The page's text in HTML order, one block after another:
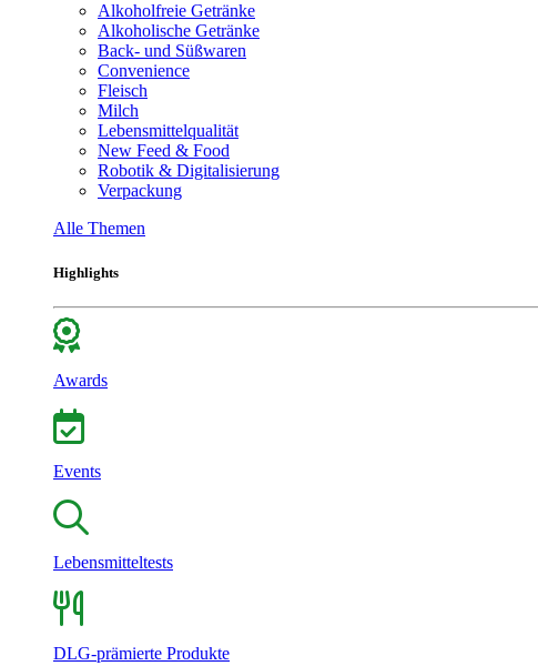
Alkoholfreie Getränke
Alkoholische Getränke
Back- und Süßwaren
Convenience
Fleisch
Milch
Lebensmittelqualität
New Feed & Food
Robotik & Digitalisierung
Verpackung
Alle Themen
Highlights
Awards
Events
Lebensmitteltests
DLG-prämierte Produkte